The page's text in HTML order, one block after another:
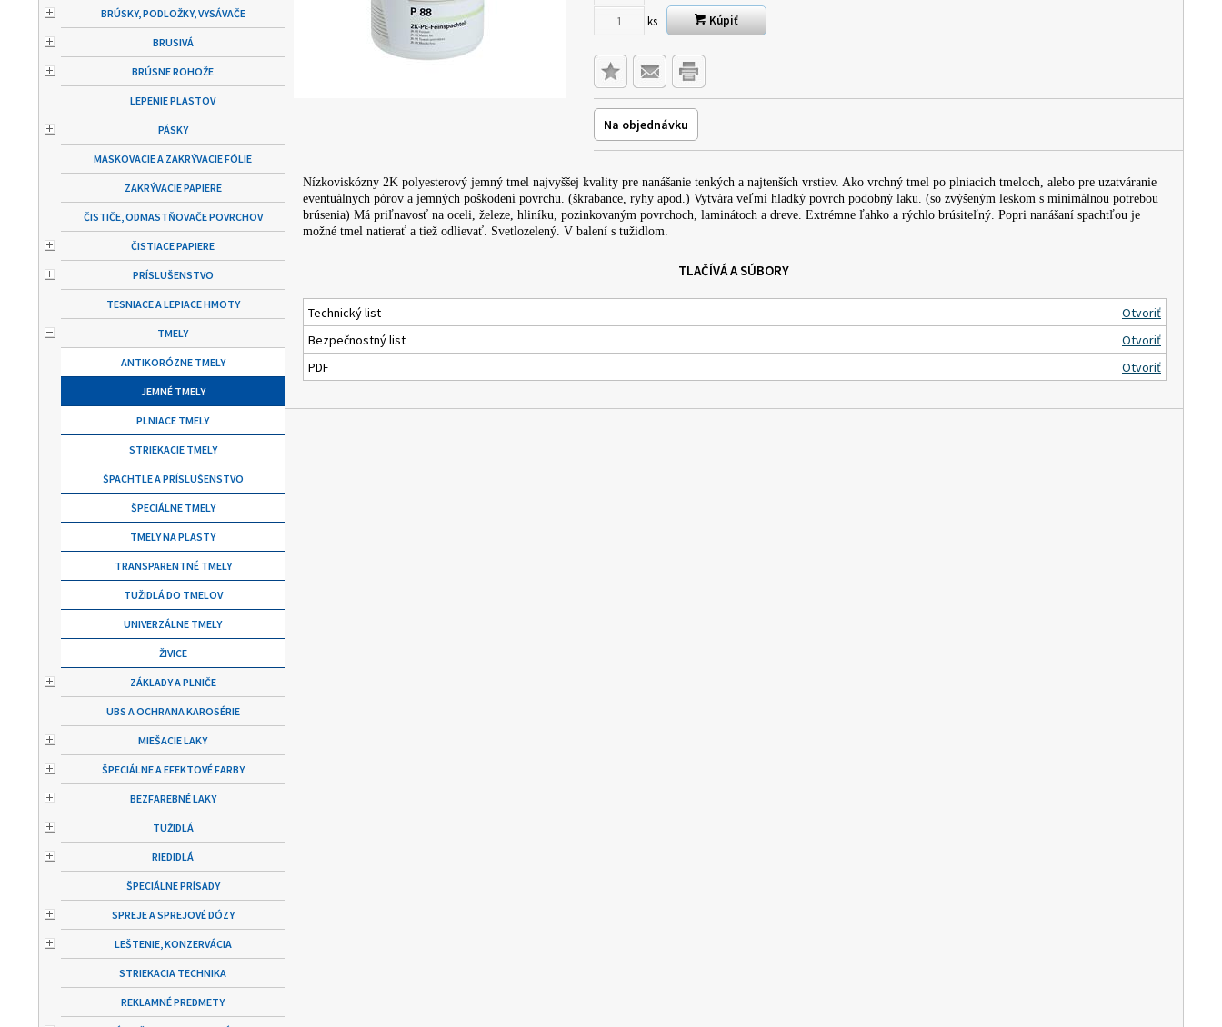
BRÚSKY, PODLOŽKY, VYSÁVAČE
BRUSIVÁ
BRÚSNE ROHOŽE
LEPENIE PLASTOV
PÁSKY
MASKOVACIE A ZAKRÝVACIE FÓLIE
ZAKRÝVACIE PAPIERE
ČISTIČE, ODMASTŇOVAČE POVRCHOV
ČISTIACE PAPIERE
PRÍSLUŠENSTVO
TESNIACE A LEPIACE HMOTY
TMELY
ANTIKORÓZNE TMELY
JEMNÉ TMELY
PLNIACE TMELY
STRIEKACIE TMELY
ŠPACHTLE A PRÍSLUŠENSTVO
ŠPECIÁLNE TMELY
TMELY NA PLASTY
TRANSPARENTNÉ TMELY
TUŽIDLÁ DO TMELOV
UNIVERZÁLNE TMELY
ŽIVICE
ZÁKLADY A PLNIČE
UBS A OCHRANA KAROSÉRIE
MIEŠACIE LAKY
ŠPECIÁLNE A EFEKTOVÉ FARBY
BEZFAREBNÉ LAKY
TUŽIDLÁ
RIEDIDLÁ
ŠPECIÁLNE PRÍSADY
SPREJE A SPREJOVÉ DÓZY
LEŠTENIE, KONZERVÁCIA
STRIEKACIA TECHNIKA
REKLAMNÉ PREDMETY
ks Kúpiť
Na objednávku
Nízkoviskózny 2K polyesterový jemný tmel najvyššej kvality pre nanášanie tenkých a najtenších vrstiev. Ako vrchný tmel po plniacich tmeloch, alebo pre uzatváranie
eventuálnych pórov a jemných poškodení povrchu. (škrabance, ryhy apod.) Vytvára veľmi hladký povrch podobný laku. (so zvýšeným leskom s minimálnou potrebou
brúsenia) Má priľnavosť na oceli, železe, hliníku, pozinkovaným povrchoch, laminátoch a dreve. Extrémne ľahko a rýchlo brúsiteľný. Popri nanášaní spachtľou je
možné tmel natierať a tiež odlievať. Svetlozelený. V balení s tužidlom.
TLAČÍVÁ A SÚBORY
Technický list
Otvoriť
Bezpečnostný list
Otvoriť
PDF
Otvoriť